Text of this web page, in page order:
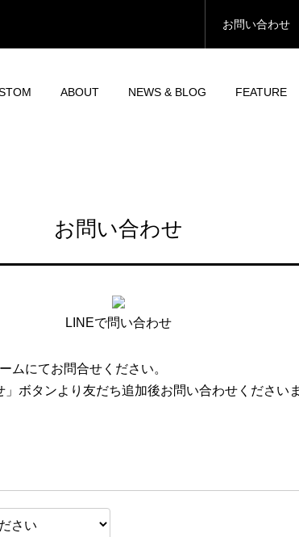
お問い合わせ
ABOUT NEWS & BLOG FEATURE
お問い合わせ
LINEで問い合わせ
ムにてお問合せください。
ボタンより友だち追加後お問い合わせください